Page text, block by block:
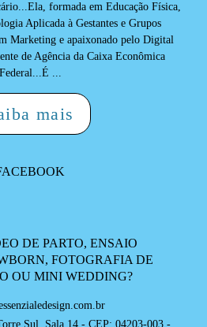
formada em Educação Física,
Aplicada à Gestantes e Grupos
Marketing e apaixonado pelo Digital
de Agência da Caixa Econômica
Federal...É ...
mais
DE PARTO, ENSAIO
FOTOGRAFIA DE
OU MINI WEDDING?
Sul, Sala 14 - CEP: 04203-003 -